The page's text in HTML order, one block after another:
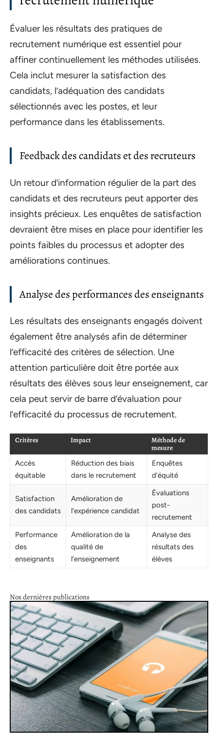
Évaluer les résultats des pratiques de
recrutement numérique est essentiel pour
affiner continuellement les méthodes utilisées.
Cela inclut mesurer la satisfaction des
candidats, l’adéquation des candidats
sélectionnés avec les postes, et leur
performance dans les établissements.
Feedback des candidats et des recruteurs
Un retour d’information régulier de la part des
candidats et des recruteurs peut apporter des
insights précieux. Les enquêtes de satisfaction
devraient être mises en place pour identifier les
points faibles du processus et adopter des
améliorations continues.
Analyse des performances des enseignants
Les résultats des enseignants engagés doivent
également être analysés afin de déterminer
l’efficacité des critères de sélection. Une
attention particulière doit être portée aux
résultats des élèves sous leur enseignement, car
cela peut servir de barre d’évaluation pour
l’efficacité du processus de recrutement.
Critères Impact
Méthode de
mesure
Accès
équitable
Réduction des biais
dans le recrutement
Enquêtes
d’équité
Satisfaction
des candidats
Amélioration de
l’expérience candidat
Évaluations
post-
recrutement
Performance
des
enseignants
Amélioration de la
qualité de
l’enseignement
Analyse des
résultats des
élèves
Nos dernières publications